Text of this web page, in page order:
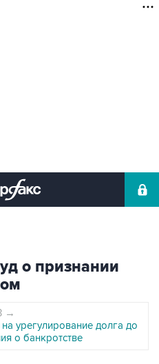
о признании
→
урегулирование долга до
о банкротстве